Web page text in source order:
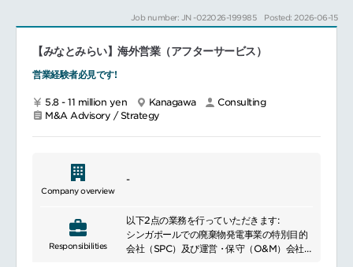
We provide comprehensive solutions
support their business success.
供する
Job number: JN -022026-199985 Posted: 2026-06-15
【みなとみらい】海外営業（アフターサービス）
営業経験者必見です!
5.8 - 11 million yen Kanagawa
Consulting
M&A Advisory / Strategy
Company overview
-
Responsibilities
以下2点の業務を行っていただきます:
シンガポールでの廃棄物発電事業の特別目的
会社（SPC）及び運営・保守（O&M）会社の